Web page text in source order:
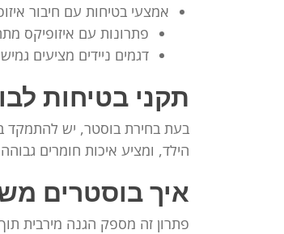
אמצעי בטיחות עם חיבור
פתרונות עם איזופיקס
דגמים ניידים מציעים
תקני בטיחות
הילד, ומציע איכות חומרים
איך בוסטרים
פתרון זה מספק הגנה מירבית